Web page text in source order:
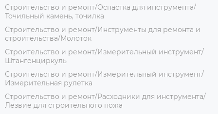
Строительство и ремонт/Оснастка для инструмента/
Точильный камень, точилка
Строительство и ремонт/Инструменты для ремонта и
строительства/Молоток
Строительство и ремонт/Измерительный инструмент/
Штангенциркуль
Строительство и ремонт/Измерительный инструмент/
Измерительная рулетка
Строительство и ремонт/Расходники для инструмента/
Лезвие для строительного ножа